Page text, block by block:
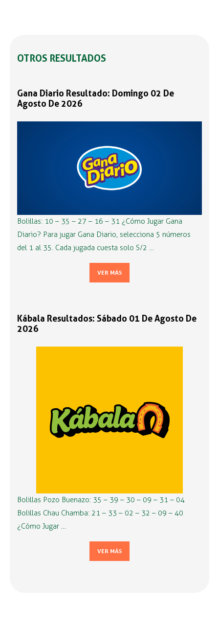
OTROS RESULTADOS
Gana Diario Resultado: Domingo 02 De
Agosto De 2026
Bolillas: 10 – 35 – 27 – 16 – 31 ¿Cómo Jugar Gana
Diario? Para jugar Gana Diario, selecciona 5 números
del 1 al 35. Cada jugada cuesta solo S/2 …
VER MÁS
Kábala Resultados: Sábado 01 De Agosto De
2026
Bolillas Pozo Buenazo: 35 – 39 – 30 – 09 – 31 – 04
Bolillas Chau Chamba: 21 – 33 – 02 – 32 – 09 – 40
¿Cómo Jugar …
VER MÁS